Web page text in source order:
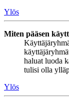
Ylös
Miten pääsen
haluat luoda
tulisi olla
Ylös